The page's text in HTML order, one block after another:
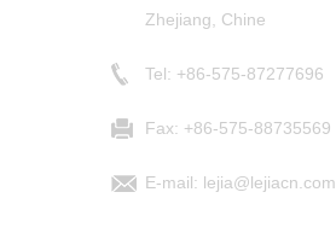
Zhejiang, Chine
Tel: +86-575-87277696
Fax: +86-575-88735569
E-mail: lejia@lejiacn.com